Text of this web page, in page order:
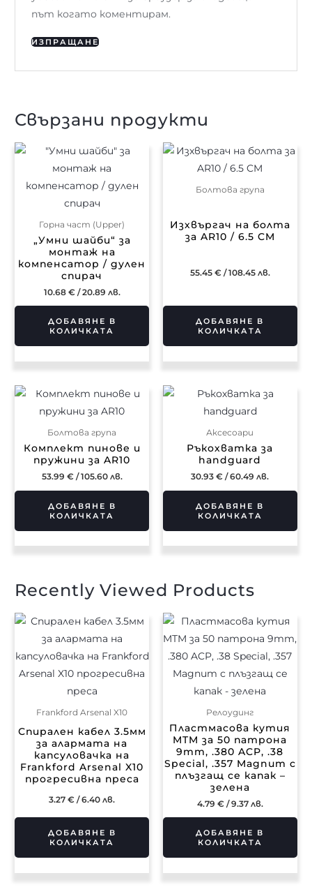
път когато коментирам.
Свързани продукти
Горна част (Upper)
„Умни шайби“ за
монтаж на
компенсатор / дулен
спирач
10.68 €/ 20.89 лв.
ДОБАВЯНЕ В
КОЛИЧКАТА
Болтова група
Изхвъргач на болта
за AR10 / 6.5 CM
55.45 €/ 108.45 лв.
ДОБАВЯНЕ В
КОЛИЧКАТА
Болтова група
Комплект пинове и
пружини за AR10
53.99 €/ 105.60 лв.
ДОБАВЯНЕ В
КОЛИЧКАТА
Аксесоари
Ръкохватка за
handguard
30.93€ / 60.49 лв.
ДОБАВЯНЕ В
КОЛИЧКАТА
Recently Viewed Products
Frankford Arsenal X10
Спирален кабел 3.5мм
за алармата на
капсуловачка на
Frankford Arsenal X10
прогресивна преса
3.27€ / 6.40 лв.
ДОБАВЯНЕ В
КОЛИЧКАТА
Релоудинг
Пластмасова кутия
MTM за 50 патрона
9mm, .380 ACP, .38
Special, .357 Magnum с
плъзгащ се капак –
зелена
4.79 €/ 9.37 лв.
ДОБАВЯНЕ В
КОЛИЧКАТА